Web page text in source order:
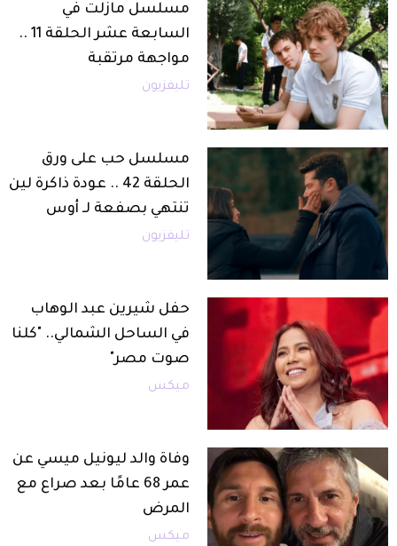
مسلسل مازلت في
السابعة عشر الحلقة 11 ..
مواجهة مرتقبة
تليفزيون
مسلسل حب على ورق
الحلقة 42 .. عودة ذاكرة لين
تنتهي بصفعة لـ أوس
تليفزيون
حفل شيرين عبد الوهاب
في الساحل الشمالي.. "كلنا
صوت مصر"
ميكس
وفاة والد ليونيل ميسي عن
عمر 68 عامًا بعد صراع مع
المرض
ميكس